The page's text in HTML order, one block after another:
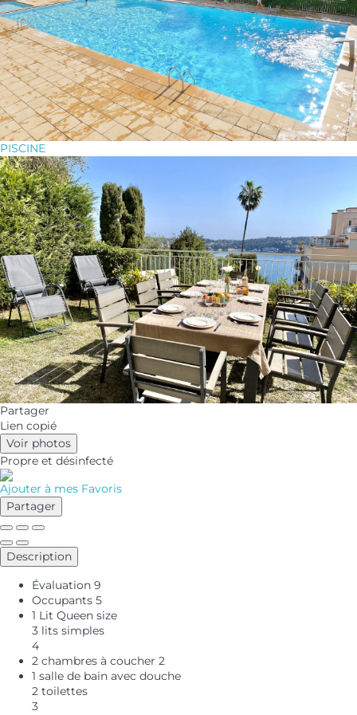
PISCINE
Partager
Lien copié
Voir photos
Propre et désinfecté
Ajouter à mes Favoris
Partager
Description
Évaluation 9
Occupants 5
1 Lit Queen size
3 lits simples
4
2 chambres à coucher 2
1 salle de bain avec douche
2 toilettes
3